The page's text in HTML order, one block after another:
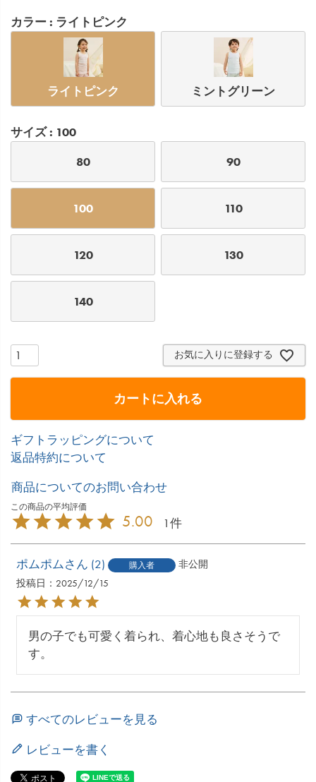
カラー ライトピンク
ライトピンク ミントグリーン
サイズ 100
80 90
100 110
120 130
140
お気に入りに登録する
カートに入れる
ギフトラッピングについて
返品特約について
商品についてのお問い合わせ
5.00 1
ポムポム 2 購入者
非公開
投稿日
2025/12/15
男の子でも可愛く着られ、着心地も良さそうで
す。
すべてのレビューを見る
レビューを書く